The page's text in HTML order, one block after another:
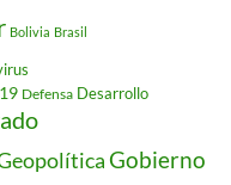
Bolivia Brasil
Defensa Desarrollo
Gobierno